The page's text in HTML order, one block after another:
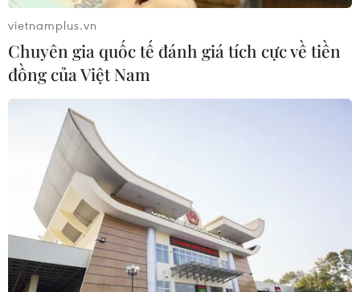
Bộ Y tế: Hiện cơ bản gần như cả nước đã là
vùng xanh về dịch COVID-19
27/07/2022 03:06
Trong số trên 10.600 xã phường toàn quốc đánh giá cấp
độ dịch thì đã có đến 90,7% xã phường là vùng xanh
vietnamplus.vn
Chuyên gia quốc tế đánh giá tích cực về tiền
đồng của Việt Nam